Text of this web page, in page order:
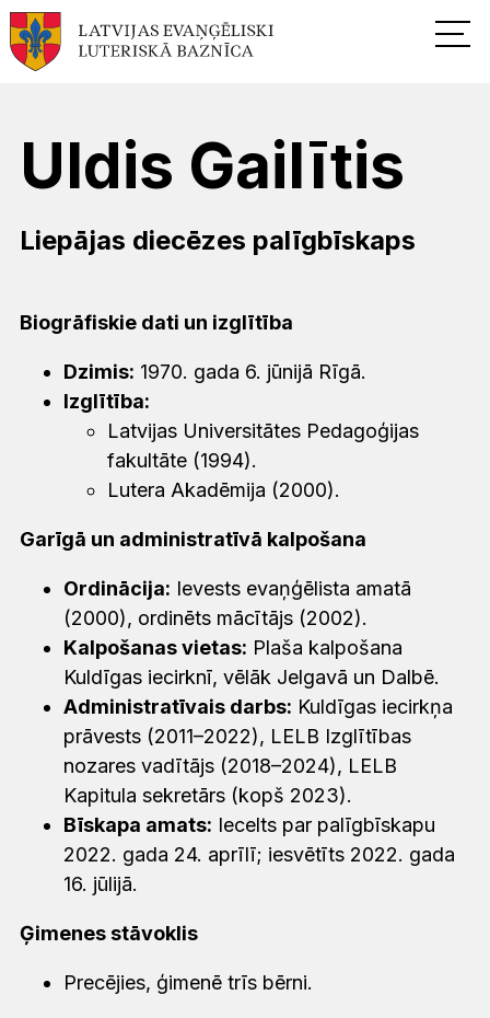
Uldis Gailītis
Liepājas diecēzes palīgbīskaps
Biogrāfiskie dati un izglītība
Dzimis: 1970. gada 6. jūnijā Rīgā.
Izglītība:
Latvijas Universitātes Pedagoģijas
fakultāte (1994).
Lutera Akadēmija (2000).
Garīgā un administratīvā kalpošana
Ordinācija: Ievests evaņģēlista amatā
(2000), ordinēts mācītājs (2002).
Kalpošanas vietas: Plaša kalpošana
Kuldīgas iecirknī, vēlāk Jelgavā un Dalbē.
Administratīvais darbs: Kuldīgas iecirkņa
prāvests (2011–2022), LELB Izglītības
nozares vadītājs (2018–2024), LELB
Kapitula sekretārs (kopš 2023).
Bīskapa amats: Iecelts par palīgbīskapu
2022. gada 24. aprīlī; iesvētīts 2022. gada
16. jūlijā.
Ģimenes stāvoklis
Precējies, ģimenē trīs bērni.